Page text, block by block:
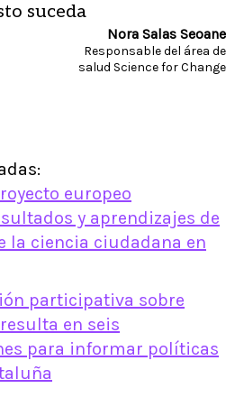
suceda
Nora Salas Seoane
Responsable del área de
salud Science for Change
europeo
y aprendizajes de
la ciencia ciudadana en
participativa sobre
en seis
para informar políticas